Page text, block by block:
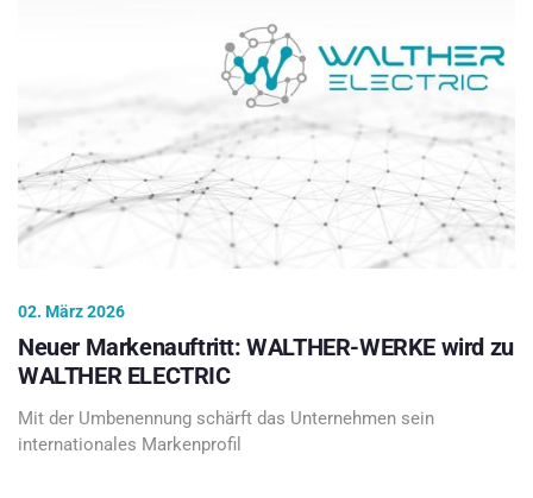
02. März 2026
Neuer Markenauftritt: WALTHER-WERKE wird zu
WALTHER ELECTRIC
Mit der Umbenennung schärft das Unternehmen sein
internationales Markenprofil